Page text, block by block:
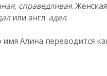
справедливая.
или англ. адел.
имя Алина переводится